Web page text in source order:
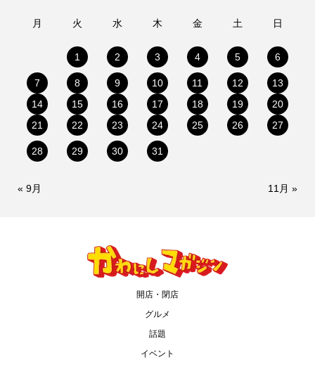
月 火 水 木 金 土 日
1 2 3 4 5 6
7 8 9 10 11 12
13
14
15 16 17 18 19
20
21
22 23 24 25 26 27
28 29 30 31
« 9月 11月 »
開店・閉店
グルメ
話題
イベント